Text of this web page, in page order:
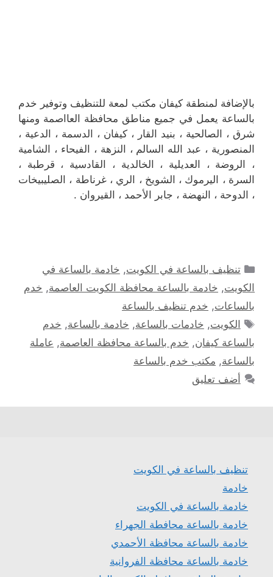
بالإضافة لمنطقة كيفان مكتب لمعة للتنظيف وتوفير خدم
بالساعة يعمل في جميع مناطق محافظة العااصمة ومنها
شرق ، الصالحية ، بنيد القار ، كيفان ، الدسمة ، الدعية ،
المنصورية ، عبد الله السالم ، النزهة ، الفيحاء ، الشامية
، الروضة ، العديلية ، الخالدية ، القادسية ، قرطبة ،
السرة ، اليرموك ، الشويخ ، الري ، غرناطة ، الصليبيخات
، الدوحة ، النهضة ، جابر الأحمد ، القيروان .
التصنيفات
تنظيف بالساعة في الكويت, خادمة بالساعة في
الكويت, خادمة بالساعة محافظة الكويت العاصمة, خدم
بالساعات, خدم تنظيف بالساعة
الوسوم
الكويت, خادمات بالساعة, خادمة بالساعة, خدم
بالساعة كيفان, خدم بالساعة محافظة العاصمة, عاملة
بالساعة, مكتب خدم بالساعة
أضف تعليق
تنظيف بالساعة في الكويت
خادمة
خادمة بالساعة في الكويت
خادمة بالساعة محافطة الجهراء
خادمة بالساعة محافظة الأحمدي
خادمة بالساعة محافظة الفروانية